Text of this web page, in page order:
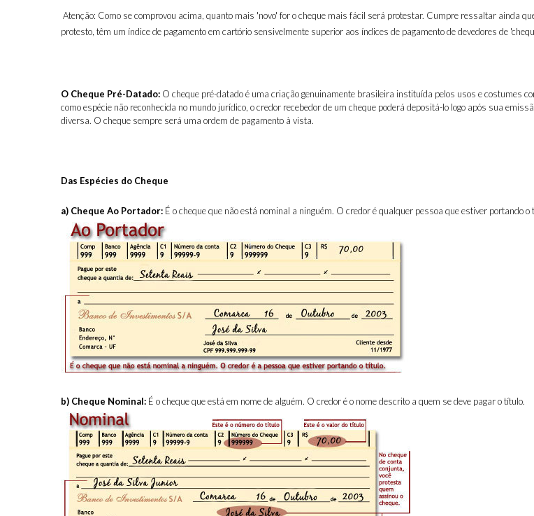
Atenção: Como se comprovou acima, quanto mais 'novo' for o cheque mais fácil será protestar. Cumpre ressaltar ainda
protesto, têm um índice de pagamento em cartório sensivelmente superior aos índices de pagamento de devedores de
O Cheque Pré-Datado: O cheque pré-datado é uma criação genuinamente brasileira instituída pelos usos e costumes
como espécie não reconhecida no mundo jurídico, o credor recebedor de um cheque poderá depositá-lo logo após sua
diversa. O cheque sempre será uma ordem de pagamento à vista.
Das Espécies do Cheque
a) Cheque Ao Portador: É o cheque que não está nominal a ninguém. O credor é qualquer pessoa que estiver portando o
b) Cheque Nominal: É o cheque que está em nome de alguém. O credor é o nome descrito a quem se deve pagar o título.